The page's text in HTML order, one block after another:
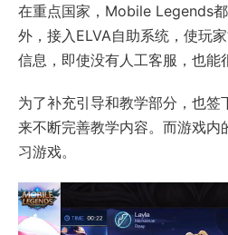
在重点国家，Mobile Legends
外，接入ELVA自助系统，使玩
信息，即使没有人工客服，也能
为了补充引导和教学部分，也
来不断完善教学内容。而游戏内
习游戏。